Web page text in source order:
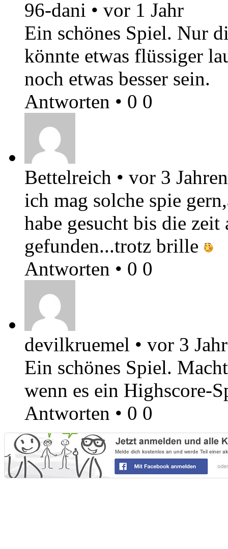
96-dani • vor 1 Jahr
Ein schönes Spiel. Nur
könnte etwas flüssiger
noch etwas besser sein.
Antworten • 0 0
Bettelreich • vor 3 Jahren
ich mag solche spie
habe gesucht bis die
gefunden...trotz brille
Antworten • 0 0
devilkruemel • vor 3
Ein schönes Spiel.
wenn es ein Highscore-
Antworten • 0 0